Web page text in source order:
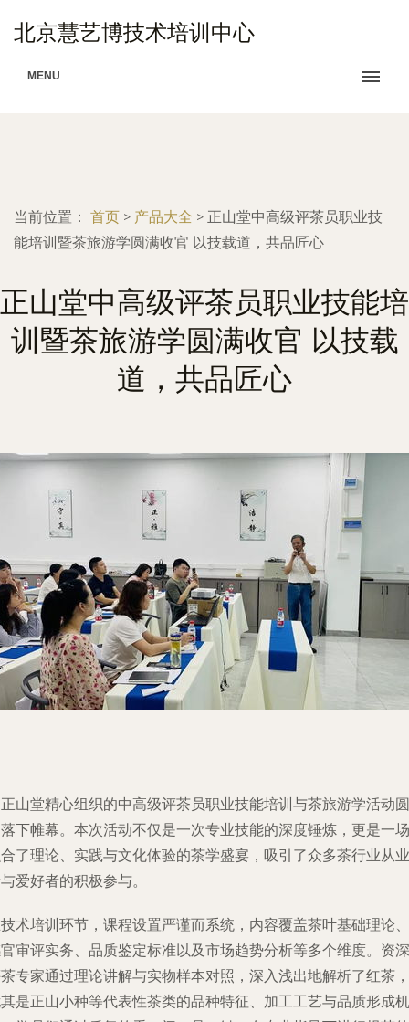
北京慧艺博技术培训中心
MENU
当前位置： 首页 > 产品大全 > 正山堂中高级评茶员职业技
能培训暨茶旅游学圆满收官 以技载道，共品匠心
正山堂中高级评茶员职业技能培
训暨茶旅游学圆满收官 以技载
道，共品匠心
山堂精心组织的中高级评茶员职业技能培训与茶旅游学活动圆
下帷幕。本次活动不仅是一次专业技能的深度锤炼，更是一场
了理论、实践与文化体验的茶学盛宴，吸引了众多茶行业从业
爱好者的积极参与。
术培训环节，课程设置严谨而系统，内容覆盖茶叶基础理论、
审评实务、品质鉴定标准以及市场趋势分析等多个维度。资深
专家通过理论讲解与实物样本对照，深入浅出地解析了红茶，
是正山小种等代表性茶类的品种特征、加工工艺与品质形成机